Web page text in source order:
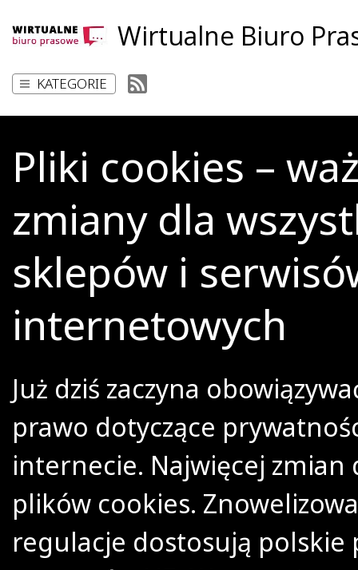
Wirtualne Biuro
KATEGORIE
Pliki cookies –
zmiany dla
sklepów i
internetowych
Już dziś zaczyna
prawo dotyczące
internecie. Najwięcej zmian
plików cookies.
regulacje dostosują polskie